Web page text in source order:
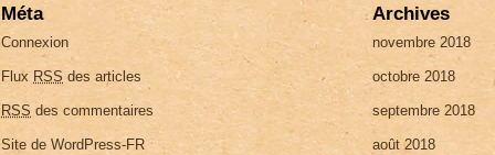
Méta
Connexion
Flux RSS des articles
RSS des commentaires
Site de WordPress-FR
Archives
novembre 2018
octobre 2018
septembre 2018
août 2018